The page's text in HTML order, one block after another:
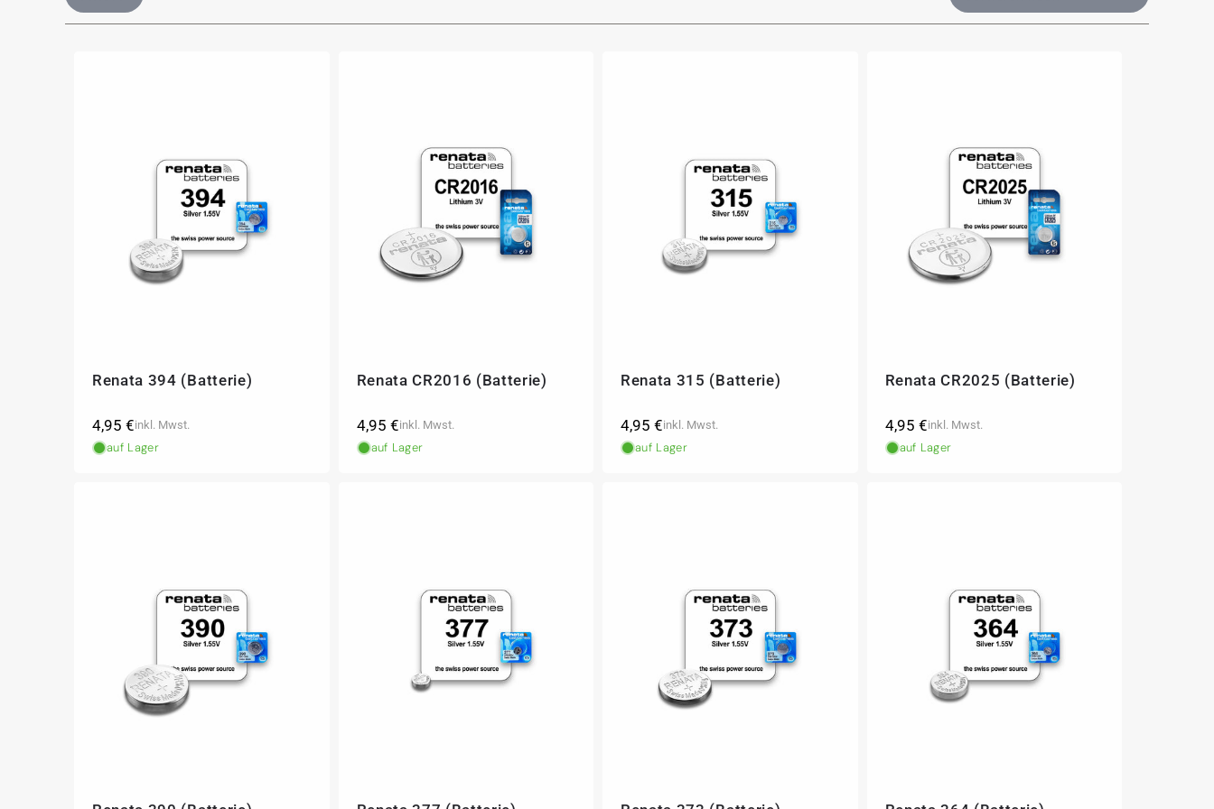
Renata 394 (Batterie)
Normaler
Preis
4,95 €inkl. Mwst.
auf Lager
Renata CR2016 (Batterie)
Normaler
Preis
4,95 €inkl. Mwst.
auf Lager
Renata 315 (Batterie)
Normaler
Preis
4,95 €inkl. Mwst.
auf Lager
Renata CR2025 (Batterie)
Normaler
Preis
4,95 €inkl. Mwst.
auf Lager